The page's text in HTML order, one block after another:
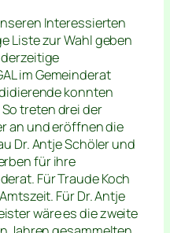
Interessierten
Liste zur Wahl geben
im Gemeinderat
konnten
treten drei der
an und eröffnen die
Dr. Antje Schöler und
für ihre
Für Traude Koch
Für Dr. Antje
wäre es die zweite